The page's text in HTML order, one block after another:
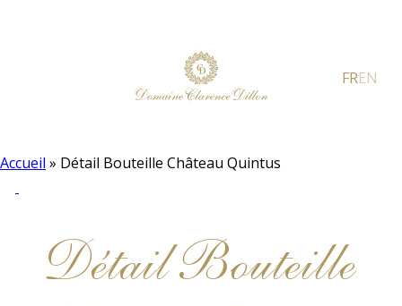
FREN
Accueil » Détail Bouteille Château Quintus
Détail Bouteille